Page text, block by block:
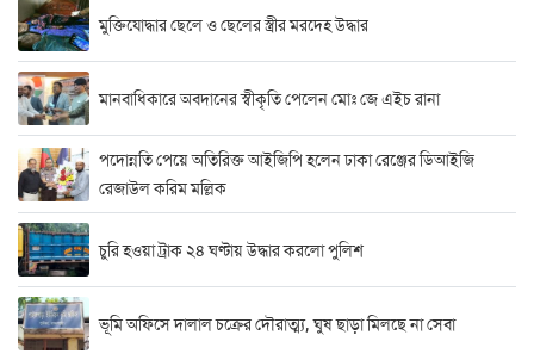
মুক্তিযোদ্ধার ছেলে ও ছেলের স্ত্রীর মরদেহ উদ্ধার
মানবাধিকারে অবদানের স্বীকৃতি পেলেন মোঃ জে এইচ রানা
পদোন্নতি পেয়ে অতিরিক্ত আইজিপি হলেন ঢাকা রেঞ্জের ডিআইজি
রেজাউল করিম মল্লিক
চুরি হওয়া ট্রাক ২৪ ঘণ্টায় উদ্ধার করলো পুলিশ
ভূমি অফিসে দালাল চক্রের দৌরাত্ম্য, ঘুষ ছাড়া মিলছে না সেবা